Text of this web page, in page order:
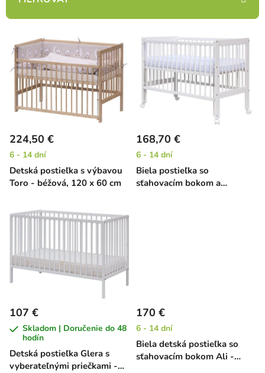
n
p
r
k
t
o
v
ý
p
r
o
d
u
o
Detská postieľka s výbavou
Toro - béžová, 120 x 60 cm
224,50 €
6 - 14 dní
Biela postieľka so
sťahovacím bokom a
168,70 €
6 - 14 dní
Detská postieľka Glera s
vyberateľnými priečkami -
107 €
Skladom | Doručenie do 48
hodín
Biela detská postieľka so
sťahovacím bokom Ali -
170 €
6 - 14 dní